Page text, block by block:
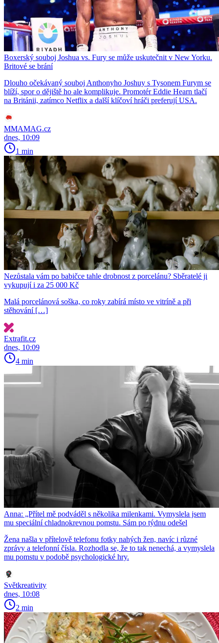
Boxerský souboj Joshua vs. Fury se může uskutečnit v New Yorku.
Britové se brání
Dlouho očekávaný souboj Anthonyho Joshuy s Tysonem Furym se
blíží, spor o dějiště ho ale komplikuje. Promotér Eddie Hearn tlačí
na Británii, zatímco Netflix a další klíčoví hráči preferují USA.
MMAMAG.cz
dnes, 10:09
1 min
Nezůstala vám po babičce tahle drobnost z porcelánu? Sběratelé ji
vykupují i za 25 000 Kč
Malá porcelánová soška, co roky zabírá místo ve vitríně a při
stěhování […]
Extrafit.cz
dnes, 10:09
4 min
Anna: „Přítel mě podváděl s několika milenkami. Vymyslela jsem
mu speciální chladnokrevnou pomstu. Sám po týdnu odešel
Žena našla v přítelově telefonu fotky nahých žen, navíc i různé
zprávy a telefonní čísla. Rozhodla se, že to tak nenechá, a vymyslela
mu pomstu v podobě psychologické hry.
Světkreativity
dnes, 10:08
2 min